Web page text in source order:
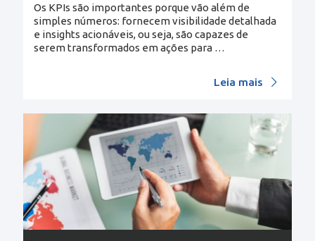
Os KPIs são importantes porque vão além de
simples números: fornecem visibilidade detalhada
e insights acionáveis, ou seja, são capazes de
serem transformados em ações para …
Leia mais